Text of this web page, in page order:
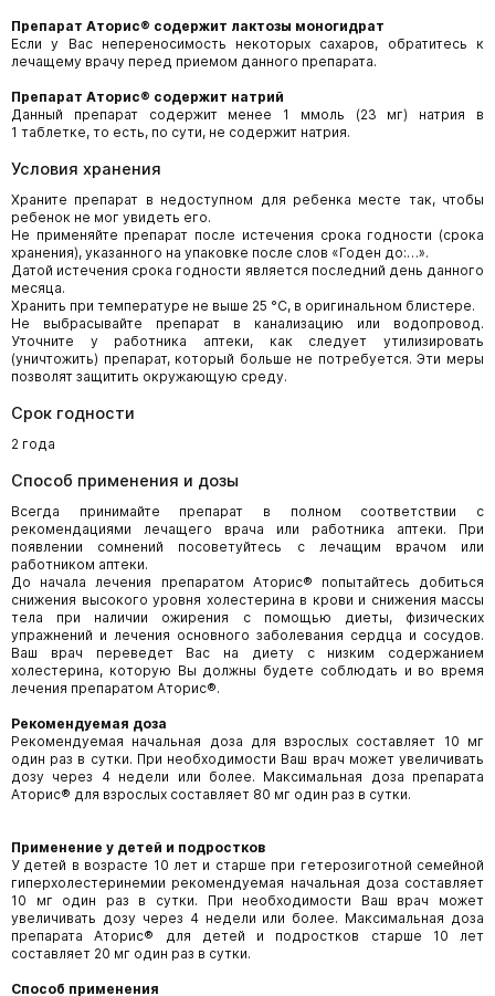
Препарат Аторис® содержит лактозы моногидрат
Если у Вас непереносимость некоторых сахаров, обратитесь к
лечащему врачу перед приемом данного препарата.
Препарат Аторис® содержит натрий
Данный препарат содержит менее 1 ммоль (23 мг) натрия в
1 таблетке, то есть, по сути, не содержит натрия.
Условия хранения
Храните препарат в недоступном для ребенка месте так, чтобы
ребенок не мог увидеть его.
Не применяйте препарат после истечения срока годности (срока
хранения), указанного на упаковке после слов «Годен до:…».
Датой истечения срока годности является последний день данного
месяца.
Хранить при температуре не выше 25 °С, в оригинальном блистере.
Не выбрасывайте препарат в канализацию или водопровод.
Уточните у работника аптеки, как следует утилизировать
(уничтожить) препарат, который больше не потребуется. Эти меры
позволят защитить окружающую среду.
Срок годности
2 года
Способ применения и дозы
Всегда принимайте препарат в полном соответствии с
рекомендациями лечащего врача или работника аптеки. При
появлении сомнений посоветуйтесь с лечащим врачом или
работником аптеки.
До начала лечения препаратом Аторис® попытайтесь добиться
снижения высокого уровня холестерина в крови и снижения массы
тела при наличии ожирения с помощью диеты, физических
упражнений и лечения основного заболевания сердца и сосудов.
Ваш врач переведет Вас на диету с низким содержанием
холестерина, которую Вы должны будете соблюдать и во время
лечения препаратом Аторис®.
Рекомендуемая доза
Рекомендуемая начальная доза для взрослых составляет 10 мг
один раз в сутки. При необходимости Ваш врач может увеличивать
дозу через 4 недели или более. Максимальная доза препарата
Аторис® для взрослых составляет 80 мг один раз в сутки.
Применение у детей и подростков
У детей в возрасте 10 лет и старше при гетерозиготной семейной
гиперхолестеринемии рекомендуемая начальная доза составляет
10 мг один раз в сутки. При необходимости Ваш врач может
увеличивать дозу через 4 недели или более. Максимальная доза
препарата Аторис® для детей и подростков старше 10 лет
составляет 20 мг один раз в сутки.
Способ применения